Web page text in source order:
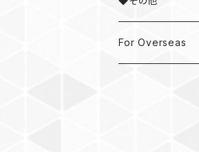
・ネクタイピン
・ドラムスティック
For Overseas